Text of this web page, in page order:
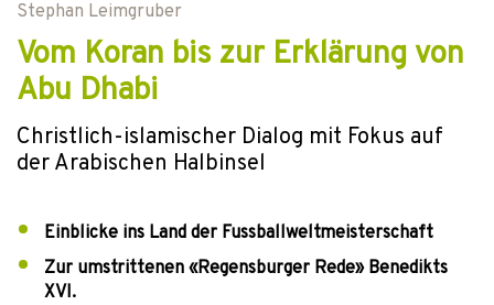
Stephan Leimgruber
Vom Koran bis zur Erklärung von
Abu Dhabi
Christlich-islamischer Dialog mit Fokus auf
der Arabischen Halbinsel
Einblicke ins Land der Fussballweltmeisterschaft
Zur umstrittenen «Regensburger Rede» Benedikts
XVI.